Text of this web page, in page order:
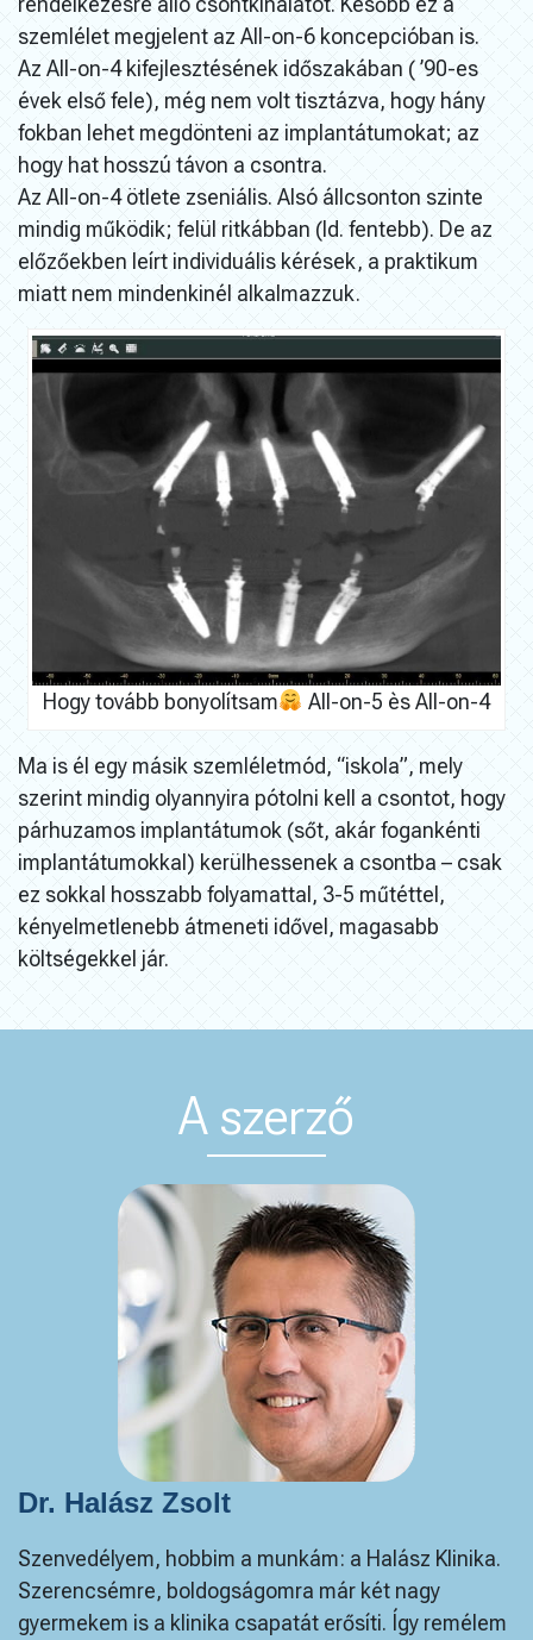
szemlélet megjelent az All-on-6 koncepcióban is.
Az All-on-4 kifejlesztésének időszakában ( ’90-es
évek első fele), még nem volt tisztázva, hogy hány
fokban lehet megdönteni az implantátumokat; az
hogy hat hosszú távon a csontra.
Az All-on-4 ötlete zseniális. Alsó állcsonton szinte
mindig működik; felül ritkábban (ld. fentebb). De az
előzőekben leírt individuális kérések, a praktikum
miatt nem mindenkinél alkalmazzuk.
Hogy tovább bonyolítsam All-on-5 ès All-on-4
Ma is él egy másik szemléletmód, “iskola”, mely
szerint mindig olyannyira pótolni kell a csontot, hogy
párhuzamos implantátumok (sőt, akár fogankénti
implantátumokkal) kerülhessenek a csontba – csak
ez sokkal hosszabb folyamattal, 3-5 műtéttel,
kényelmetlenebb átmeneti idővel, magasabb
költségekkel jár.
A szerző
Dr. Halász Zsolt
Szenvedélyem, hobbim a munkám: a Halász Klinika.
Szerencsémre, boldogságomra már két nagy
gyermekem is a klinika csapatát erősíti. Így remélem